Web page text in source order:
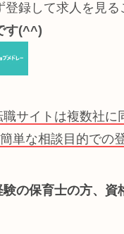
録して求人を見る
す(^^)
サイトは複数社に
単な相談目的での
の保育士の方、資